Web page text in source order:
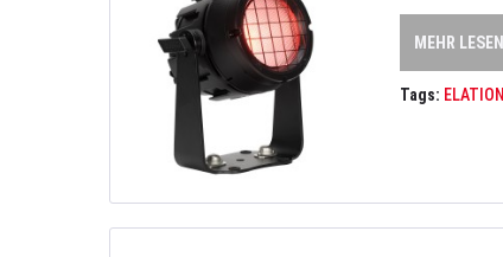
MEHR LESEN
Tags: ELATION